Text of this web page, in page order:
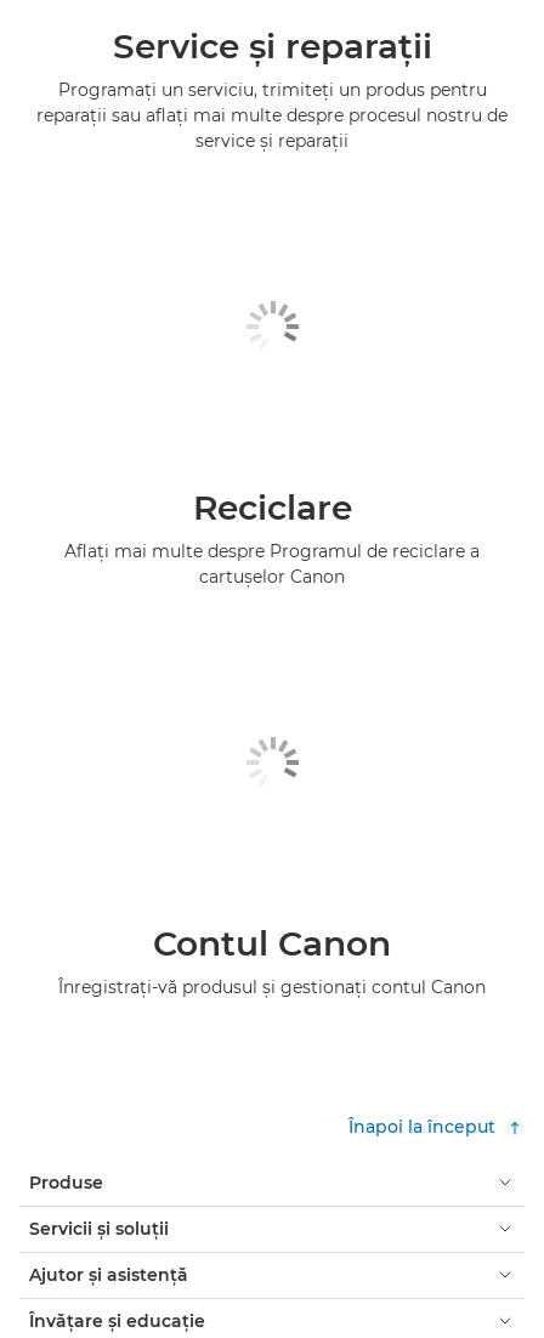
Service şi reparaţii
Programaţi un serviciu, trimiteţi un produs pentru
reparaţii sau aflaţi mai multe despre procesul nostru de
service şi reparaţii
Reciclare
Aflaţi mai multe despre Programul de reciclare a
cartuşelor Canon
Contul Canon
Înregistraţi-vă produsul şi gestionaţi contul Canon
Înapoi la început
Produse
Servicii şi soluţii
Ajutor şi asistenţă
Învăţare şi educaţie